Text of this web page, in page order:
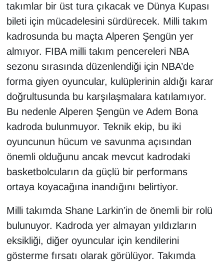
takımlar bir üst tura çıkacak ve Dünya Kupası
bileti için mücadelesini sürdürecek. Milli takım
kadrosunda bu maçta Alperen Şengün yer
almıyor. FIBA milli takım pencereleri NBA
sezonu sırasında düzenlendiği için NBA’de
forma giyen oyuncular, kulüplerinin aldığı karar
doğrultusunda bu karşılaşmalara katılamıyor.
Bu nedenle Alperen Şengün ve Adem Bona
kadroda bulunmuyor. Teknik ekip, bu iki
oyuncunun hücum ve savunma açısından
önemli olduğunu ancak mevcut kadrodaki
basketbolcuların da güçlü bir performans
ortaya koyacağına inandığını belirtiyor.
Milli takımda Shane Larkin’in de önemli bir rolü
bulunuyor. Kadroda yer almayan yıldızların
eksikliği, diğer oyuncular için kendilerini
gösterme fırsatı olarak görülüyor. Takımda